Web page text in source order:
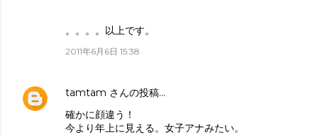
。。。。以上です。
2011年6月6日 15:38
tamtam さんの投稿…
確かに顔違う！
今より年上に見える。女子アナみたい。